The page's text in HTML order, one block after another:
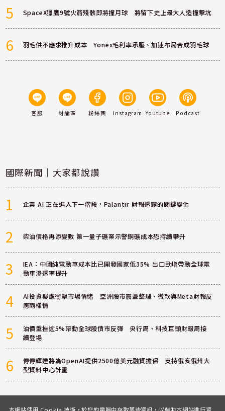
5 SpaceX獵鷹9號火箭殘骸即將撞月球 將留下史上最大人造撞擊坑
6 羽毛供不應求推升成本 Yonex毛利率承壓、加速布局合成羽毛球
客服 討論區 粉絲團 Instagram Youtube Podcast
國際新聞｜大家都說讚
1 企業 AI 正在進入下一階段，Palantir 財報透露的關鍵變化
2 柴油價格再添變數 第一量子礦業示警銅礦成本恐持續攀升
3
IEA：中國純電動車成本比已開發國家低35% 出口勁增帶動全球電
動車滲透率提升
4
AI投資疑慮衝擊市場情緒 亞洲股市震盪整理、微軟與Meta財報反
應兩樣情
5
油價重挫逾5%帶動全球股債市反彈 央行周、科技巨頭財報周接
續登場
6
傳傳輝達將為OpenAI提供2500億美元融資擔保 支持俄亥俄州大
型資料中心計畫